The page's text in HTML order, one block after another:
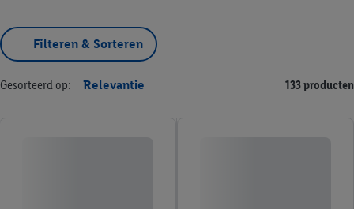
Filteren & Sorteren
Gesorteerd op: Relevantie 133 producten